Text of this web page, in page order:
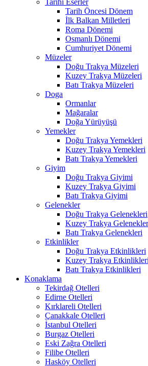
Tarih Öncesi Dönem
İlk Balkan Milletleri
Roma Dönemi
Osmanlı Dönemi
Cumhuriyet Dönemi
Müzeler
Doğu Trakya Müzeleri
Kuzey Trakya Müzeleri
Batı Trakya Müzeleri
Doga
Ormanlar
Mağaralar
Doğa Yürüyüşü
Yemekler
Doğu Trakya Yemekleri
Kuzey Trakya Yemekleri
Batı Trakya Yemekleri
Giyim
Doğu Trakya Giyimi
Kuzey Trakya Giyimi
Batı Trakya Giyimi
Gelenekler
Doğu Trakya Gelenekleri
Kuzey Trakya
Batı Trakya Gelenekleri
Etkinlikler
Doğu Trakya Etkinlikleri
Kuzey Trakya Etkinlikleri
Batı Trakya Etkinlikleri
Konaklama
Tekirdağ Otelleri
Edirne Otelleri
Kırklareli Otelleri
Çanakkale Otelleri
İstanbul Otelleri
Burgaz Otelleri
Eski Zağra Otelleri
Filibe Otelleri
Hasköy Otelleri